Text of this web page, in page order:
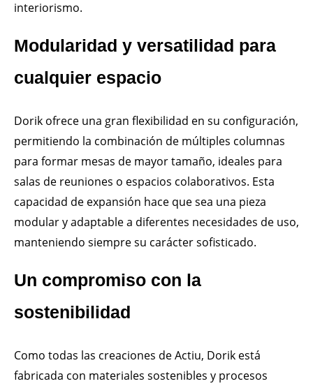
interiorismo.
Modularidad y versatilidad para
cualquier espacio
Dorik ofrece una gran flexibilidad en su configuración,
permitiendo la combinación de múltiples columnas
para formar mesas de mayor tamaño, ideales para
salas de reuniones o espacios colaborativos. Esta
capacidad de expansión hace que sea una pieza
modular y adaptable a diferentes necesidades de uso,
manteniendo siempre su carácter sofisticado.
Un compromiso con la
sostenibilidad
Como todas las creaciones de Actiu, Dorik está
fabricada con materiales sostenibles y procesos